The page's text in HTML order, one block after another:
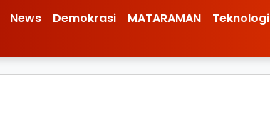
News Demokrasi MATARAMAN Teknologi